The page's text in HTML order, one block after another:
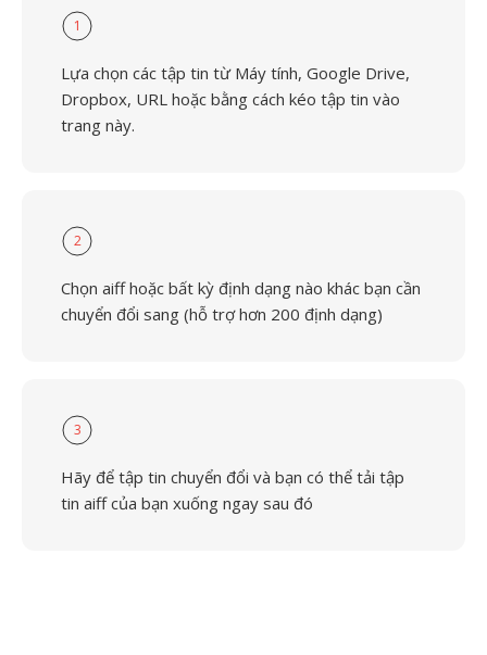
1
Lựa chọn các tập tin từ Máy tính, Google Drive,
Dropbox, URL hoặc bằng cách kéo tập tin vào
trang này.
2
Chọn aiff hoặc bất kỳ định dạng nào khác bạn cần
chuyển đổi sang (hỗ trợ hơn 200 định dạng)
3
Hãy để tập tin chuyển đổi và bạn có thể tải tập
tin aiff của bạn xuống ngay sau đó